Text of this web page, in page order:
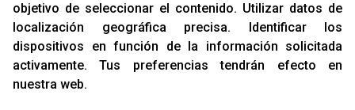
CONTACTO
T. (+34)
objetivo de seleccionar el contenido. Utilizar datos de
localización geográfica precisa. Identificar los
dispositivos en función de la información solicitada
activamente.Tus preferencias tendrán efecto en
nuestra web.